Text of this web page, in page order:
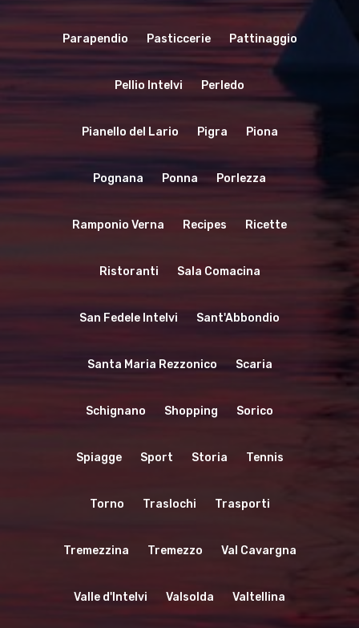
Parapendio Pasticcerie Pattinaggio
Pellio Intelvi Perledo
Pianello del Lario Pigra Piona
Pognana Ponna Porlezza
Ramponio Verna Recipes Ricette
Ristoranti Sala Comacina
San Fedele Intelvi Sant'Abbondio
Santa Maria Rezzonico Scaria
Schignano Shopping Sorico
Spiagge Sport Storia Tennis
Torno Traslochi Trasporti
Tremezzina Tremezzo Val Cavargna
Valle d'Intelvi Valsolda Valtellina